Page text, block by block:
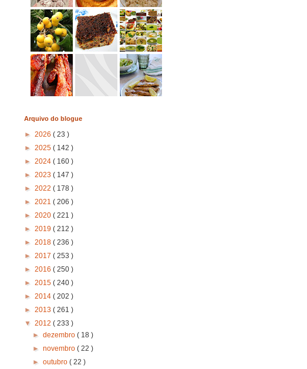
Arquivo do blogue
► 2026 ( 23 )
► 2025 ( 142 )
► 2024 ( 160 )
► 2023 ( 147 )
► 2022 ( 178 )
► 2021 ( 206 )
► 2020 ( 221 )
► 2019 ( 212 )
► 2018 ( 236 )
► 2017 ( 253 )
► 2016 ( 250 )
► 2015 ( 240 )
► 2014 ( 202 )
► 2013 ( 261 )
▼ 2012 ( 233 )
►dezembro( 18 )
►novembro( 22 )
►outubro( 22 )